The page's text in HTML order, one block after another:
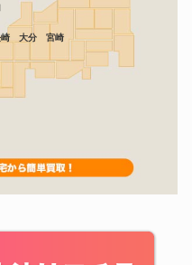
崎 大分 宮崎